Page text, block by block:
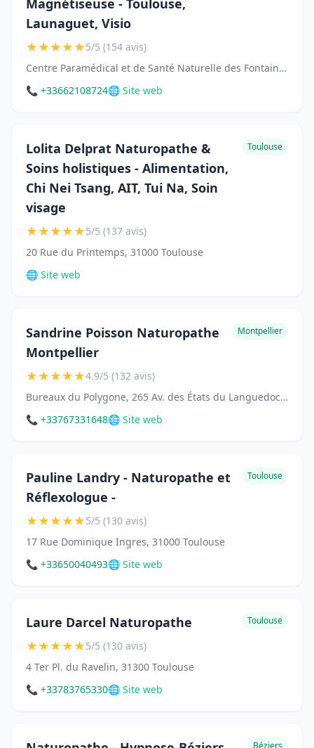
Magnétiseuse - Toulouse,
Launaguet, Visio
★★★★★5/5 (154 avis)
Centre Paramédical et de Santé Naturelle des Fontaines, 3 Rue Ledru-Rollin, 31300 Toulouse
📞 +33662108724🌐 Site web
Lolita Delprat Naturopathe &
Soins holistiques - Alimentation,
Chi Nei Tsang, AIT, Tui Na, Soin
visage
Toulouse
★★★★★5/5 (137 avis)
20 Rue du Printemps, 31000 Toulouse
🌐 Site web
Sandrine Poisson Naturopathe
Montpellier
Montpellier
★★★★★4.9/5 (132 avis)
Bureaux du Polygone, 265 Av. des États du Languedoc 8 ème étage, 34000 Montpellier
📞 +33767331648🌐 Site web
Pauline Landry - Naturopathe et
Réflexologue -
Toulouse
★★★★★5/5 (130 avis)
17 Rue Dominique Ingres, 31000 Toulouse
📞 +33650040493🌐 Site web
Laure Darcel Naturopathe Toulouse
★★★★★5/5 (130 avis)
4 Ter Pl. du Ravelin, 31300 Toulouse
📞 +33783765330🌐 Site web
Béziers